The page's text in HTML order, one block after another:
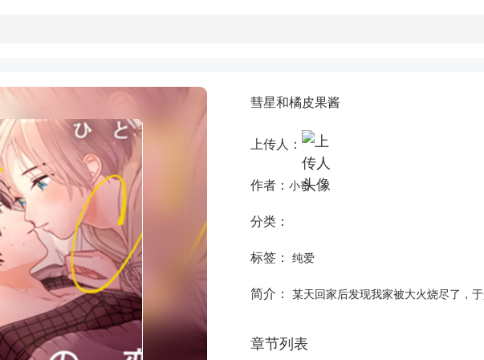
彗星和橘皮果酱
上传人：
作者： 小嵜
分类：
标签： 纯爱
简介： 某天回家后发现我家被大火烧尽了，
章节列表